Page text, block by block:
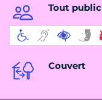
Tout public
Couvert